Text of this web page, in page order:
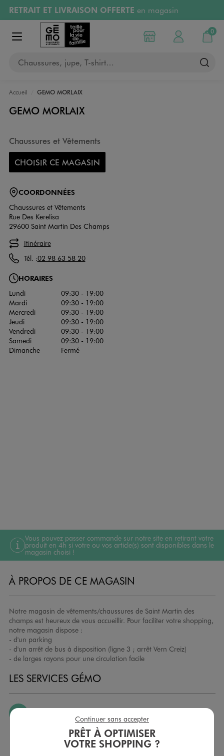
Aller au contenu principal
Aller à la navigation
RETRAIT ET LIVRAISON OFFERTE en magasin
Retours OFFERTSpendant 30 jours
PAYEZ EN 3x SANS FRAIS
RÉSERVATION GRATUITE
Afficher le menu
Chaussures, jupe, T-shirt…
Choisir mon magasin
Mon compte
0
Mon
Accueil GEMO MORLAIX
GEMO MORLAIX
Chaussures et Vêtements
CHOISIR CE MAGASIN
COORDONNÉES
Chaussures et Vêtements
Rue Des Kerelisa
29600 Saint Martin Des Champs
Itinéraire
Tél. :02 98 63 58 20
HORAIRES
Lundi
09:30 - 19:00
Mardi
09:30 - 19:00
Mercredi
09:30 - 19:00
Jeudi
09:30 - 19:00
Vendredi
09:30 - 19:00
Samedi
09:30 - 19:00
Dimanche
Fermé
Vous pouvez passer commande sur notre site en retirant votre
produit en 4h si votre ou vos article(s) sont disponibles dans le
magasin choisi !
À PROPOS DE CE MAGASIN
Notre magasin de vêtements/chaussures de Saint Martin des
champs est heureux de vous accueillir. Pour faciliter votre shopping,
notre magasin dispose :
- d'un parking
- d'un arrêt de bus à disposition (ligne 3 ; arrêt Vern Creiz)
- de larges rayons pour une circulation facile
LES SERVICES GÉMO
Nous échangeons et vous proposons un avoir ou un
remboursement pour tout article non porté, non retouché,
sous 30 jours, sur simple présentation du ticket de caisse,
PRÊT À OPTIMISER
VOTRE SHOPPING ?
Continuer sans accepter